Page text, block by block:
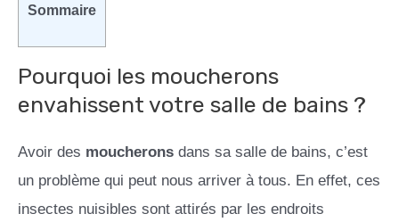
Sommaire
Pourquoi les moucherons
envahissent votre salle de bains ?
Avoir des moucherons dans sa salle de bains, c’est
un problème qui peut nous arriver à tous. En effet, ces
insectes nuisibles sont attirés par les endroits